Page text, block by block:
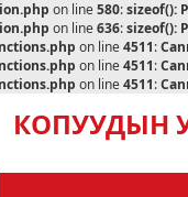
on line580:sizeof():
on line636:sizeof():
on line4511:
on line4511:
on line4511:
КОПУУДЫН